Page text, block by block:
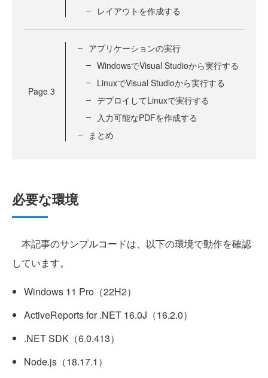
レイアウトを作成する
Page 3
アプリケーションの実行
WindowsでVisual Studioから実行する
LinuxでVisual Studioから実行する
デプロイしてLinuxで実行する
入力可能なPDFを作成する
まとめ
必要な環境
本記事のサンプルコードは、以下の環境で動作を確認
しています。
Windows 11 Pro（22H2）
ActiveReports for .NET 16.0J（16.2.0）
.NET SDK（6.0.413）
Node.js（18.17.1）